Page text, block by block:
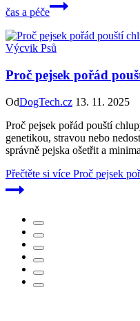
čas a péče
Výcvik Psů
Proč pejsek pořád
OdDogTech.cz 13. 11. 2025
Proč pejsek pořád pouští
genetikou, stravou nebo
správně pejska ošetřit a
Přečtěte si více Proč pejsek